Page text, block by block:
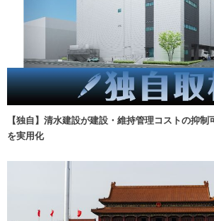
【独自】清水建設が建設・維持管理コストの抑
を実用化